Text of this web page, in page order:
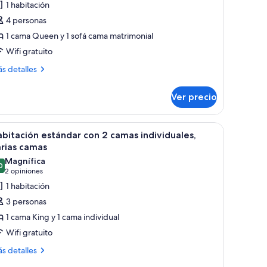
1 habitación
4 personas
1 cama Queen y 1 sofá cama matrimonial
Wifi gratuito
detalles
Ver precio
mesitas de noche con lámparas, una mesa de madera con cuatro sillas y
Habitación estándar con 2 camas
1
estándar con 2 camas individuales,
camas
de 10
Magnífica
2 opiniones
(2
opiniones)
1 habitación
3 personas
1 cama King y 1 cama individual
Wifi gratuito
detalles